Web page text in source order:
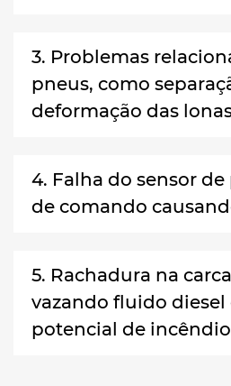
3. Problemas
pneus, como
deformação das
4. Falha do sensor
de comando
5. Rachadura na
vazando fluido diesel
potencial de incêndio